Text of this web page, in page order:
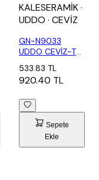
KALESERAMİK·
UDDO · CEVİZ
GN-N9033
UDDO CEVİZ-T
533.83 TL
920.40 TL
Sepete
Ekle